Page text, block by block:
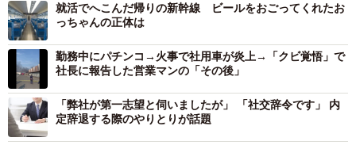
就活でへこんだ帰りの新幹線 ビールをおごってくれたお
っちゃんの正体は
勤務中にパチンコ→火事で社用車が炎上→「クビ覚悟」で
社長に報告した営業マンの「その後」
「弊社が第一志望と伺いましたが」 「社交辞令です」 内
定辞退する際のやりとりが話題